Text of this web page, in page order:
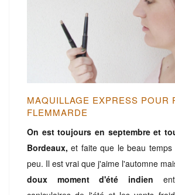
MAQUILLAGE EXPRESS POUR
FLEMMARDE
On est toujours en septembre et
Bordeaux,et faite que le beau temps
peu. Il est vrai que j'aime l'automne
doux moment d'été indien